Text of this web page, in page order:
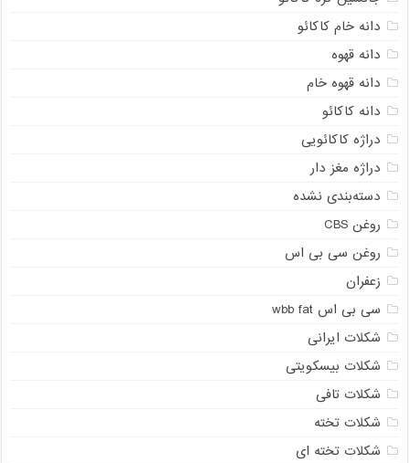
دانه خام کاکائو
دانه قهوه
دانه قهوه خام
دانه کاکائو
دراژه کاکائویی
دراژه مغز دار
دسته‌بندی نشده
روغن CBS
روغن سی بی اس
زعفران
سی بی اس wbb fat
شکلات ایرانی
شکلات بیسکویتی
شکلات تافی
شکلات تخته
شکلات تخته ای